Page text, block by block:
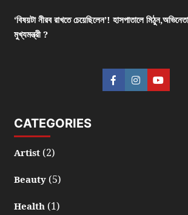
‘বিষয়টা নীরব রাখতে চেয়েছিলেন’! হাসপাতালে
মুখ্যমন্ত্রী ?
CATEGORIES
Artist(2)
Beauty(5)
Health(1)